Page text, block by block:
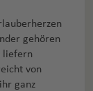
gehören
liefern
von
ganz